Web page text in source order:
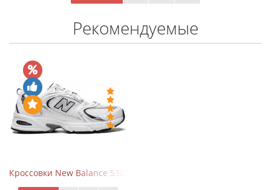
Рекомендуемые
Кроссовки New Balance 530 White Silver Navy